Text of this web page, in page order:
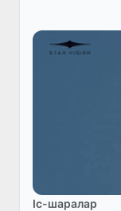
Іс-шаралар